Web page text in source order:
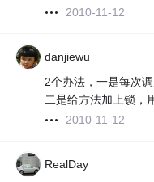
2010-11-12
danjiewu
2个办法，一是每次
二是给方法加上锁，
2010-11-12
RealDay